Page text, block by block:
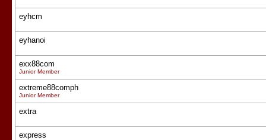
eyhcm
eyhanoi
exx88com
Junior Member
extreme88comph
Junior Member
extra
express